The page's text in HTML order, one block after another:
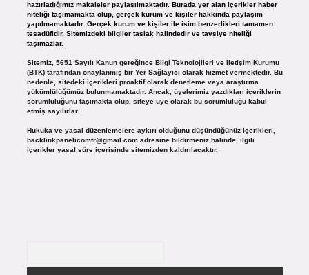
hazırladığımız makaleler paylaşılmaktadır. Burada yer alan içerikler haber
niteliği taşımamakta olup, gerçek kurum ve kişiler hakkında paylaşım
yapılmamaktadır. Gerçek kurum ve kişiler ile isim benzerlikleri tamamen
tesadüfidir. Sitemizdeki bilgiler taslak halindedir ve tavsiye niteliği
taşımazlar.
Sitemiz, 5651 Sayılı Kanun gereğince Bilgi Teknolojileri ve İletişim Kurumu
(BTK) tarafından onaylanmış bir Yer Sağlayıcı olarak hizmet vermektedir. Bu
nedenle, sitedeki içerikleri proaktif olarak denetleme veya araştırma
yükümlülüğümüz bulunmamaktadır. Ancak, üyelerimiz yazdıkları içeriklerin
sorumluluğunu taşımakta olup, siteye üye olarak bu sorumluluğu kabul
etmiş sayılırlar.
Hukuka ve yasal düzenlemelere aykırı olduğunu düşündüğünüz içerikleri,
backlinkpanelicomtr@gmail.comadresine bildirmeniz halinde, ilgili
içerikler yasal süre içerisinde sitemizden kaldırılacaktır.